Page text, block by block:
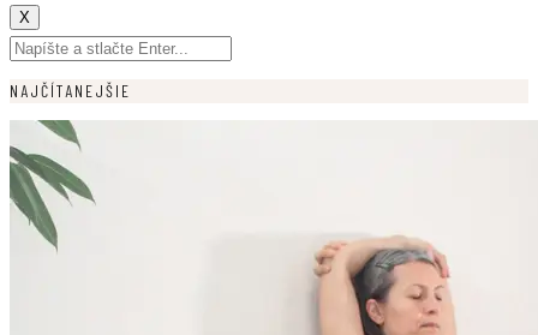
X
NAJČÍTANEJŠIE